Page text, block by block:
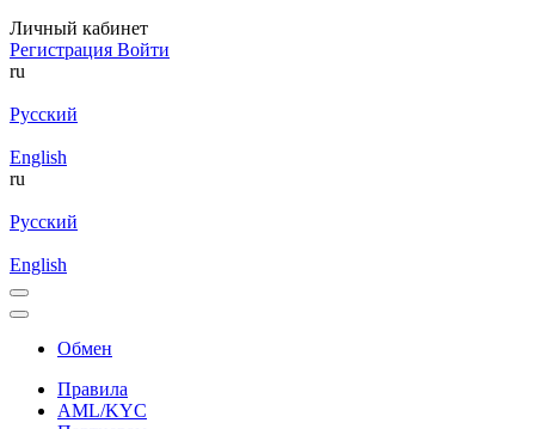
Личный кабинет
Регистрация Войти
ru
Русский
English
ru
Русский
English
Обмен
Правила
AML/KYC